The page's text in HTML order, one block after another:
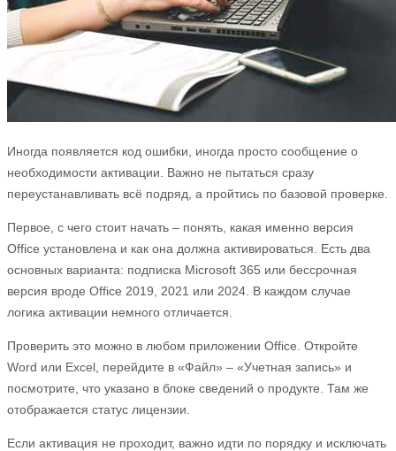
Иногда появляется код ошибки, иногда просто сообщение о
необходимости активации. Важно не пытаться сразу
переустанавливать всё подряд, а пройтись по базовой проверке.
Первое, с чего стоит начать – понять, какая именно версия
Office установлена и как она должна активироваться. Есть два
основных варианта: подписка Microsoft 365 или бессрочная
версия вроде Office 2019, 2021 или 2024. В каждом случае
логика активации немного отличается.
Проверить это можно в любом приложении Office. Откройте
Word или Excel, перейдите в «Файл» – «Учетная запись» и
посмотрите, что указано в блоке сведений о продукте. Там же
отображается статус лицензии.
Если активация не проходит, важно идти по порядку и исключать